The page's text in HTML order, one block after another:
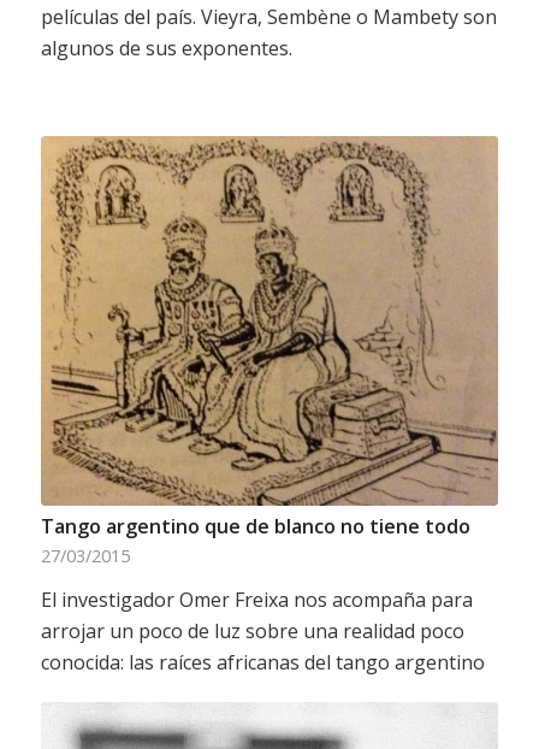
películas del país. Vieyra, Sembène o Mambety son
algunos de sus exponentes.
Tango argentino que de blanco no tiene todo
27/03/2015
El investigador Omer Freixa nos acompaña para
arrojar un poco de luz sobre una realidad poco
conocida: las raíces africanas del tango argentino